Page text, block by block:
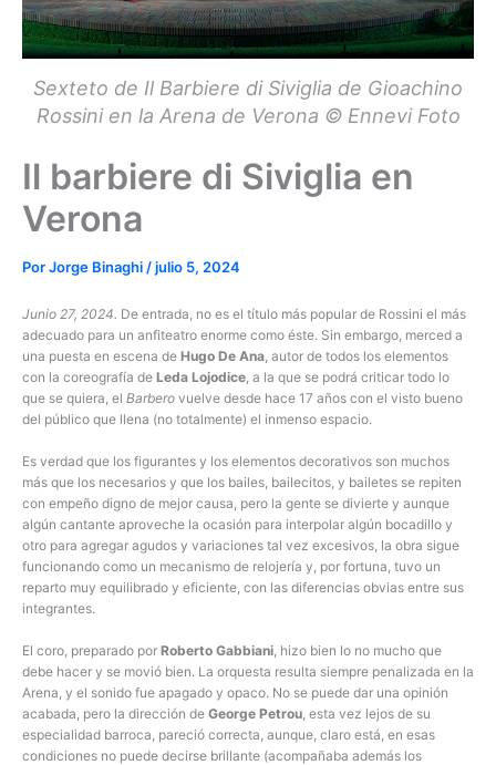
Sexteto de Il Barbiere di Siviglia de Gioachino
Rossini en la Arena de Verona © Ennevi Foto
Il barbiere di Siviglia en
Verona
PorJorge Binaghi /julio 5, 2024
Junio 27, 2024. De entrada, no es el título más popular de Rossini el más
adecuado para un anfiteatro enorme como éste. Sin embargo, merced a
una puesta en escena de Hugo De Ana , autor de todos los elementos
con la coreografía de Leda Lojodice , a la que se podrá criticar todo lo
que se quiera, el Barbero vuelve desde hace 17 años con el visto bueno
del público que llena (no totalmente) el inmenso espacio.
Es verdad que los figurantes y los elementos decorativos son muchos
más que los necesarios y que los bailes, bailecitos, y bailetes se repiten
con empeño digno de mejor causa, pero la gente se divierte y aunque
algún cantante aproveche la ocasión para interpolar algún bocadillo y
otro para agregar agudos y variaciones tal vez excesivos, la obra sigue
funcionando como un mecanismo de relojería y, por fortuna, tuvo un
reparto muy equilibrado y eficiente, con las diferencias obvias entre sus
integrantes.
El coro, preparado por Roberto Gabbiani , hizo bien lo no mucho que
debe hacer y se movió bien. La orquesta resulta siempre penalizada en la
Arena, y el sonido fue apagado y opaco. No se puede dar una opinión
acabada, pero la dirección de George Petrou , esta vez lejos de su
especialidad barroca, pareció correcta, aunque, claro está, en esas
condiciones no puede decirse brillante (acompañaba además los